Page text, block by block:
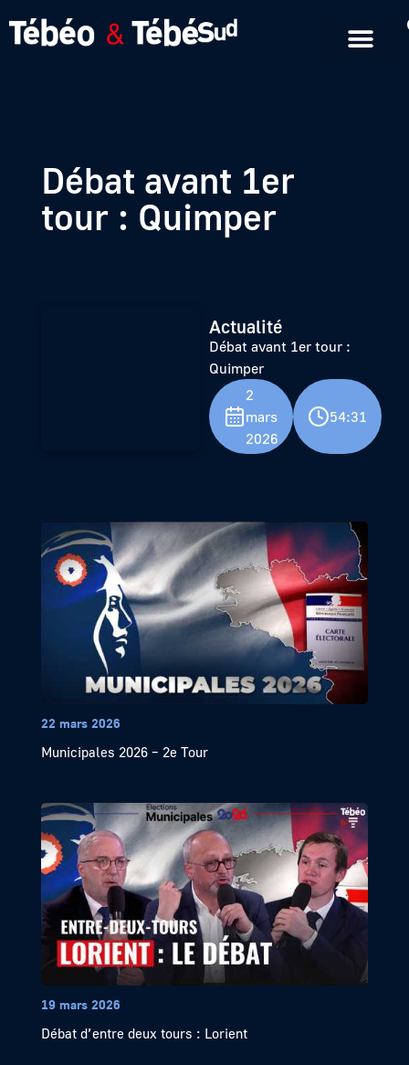
Débat avant 1er
tour : Quimper
Actualité
Débat avant 1er tour :
Quimper
2
mars
2026
54:31
22 mars 2026
Municipales 2026 – 2e Tour
19 mars 2026
Débat d’entre deux tours : Lorient